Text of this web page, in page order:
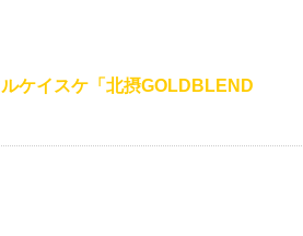
ケイスケ「北摂GOLDBLEND